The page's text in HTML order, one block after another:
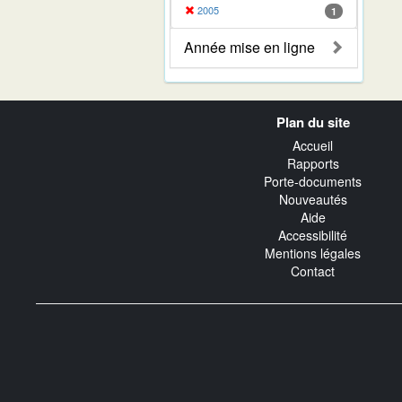
2005 1
Année mise en ligne
Plan du site
Accueil
Rapports
Porte-documents
Nouveautés
Aide
Accessibilité
Mentions légales
Contact